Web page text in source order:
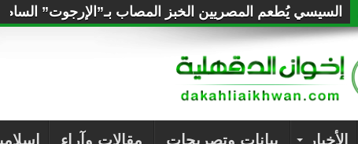
السيسي يُطعم المصريين الخبز المصاب بـ”الإرجوت” السام
الأخبار بيانات وتصريحات مقالات وآراء